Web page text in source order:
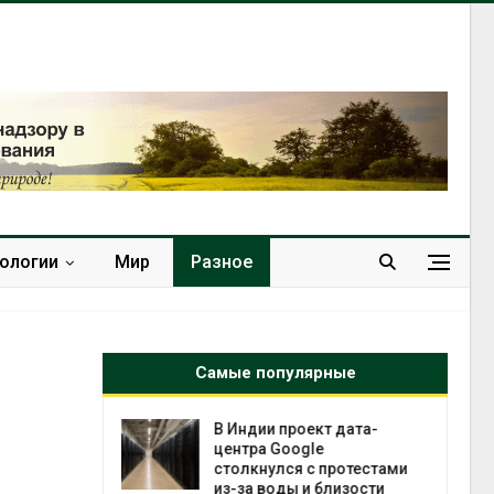
Мир Разное
Самые популярные
Дождевая вода с крыш
может помочь городам
переживать жару